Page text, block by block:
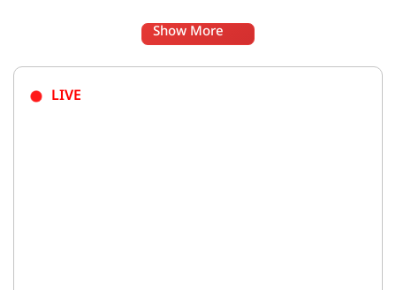
Show More
LIVE